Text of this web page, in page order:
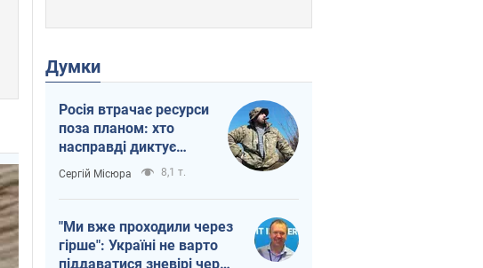
Думки
Росія втрачає ресурси
поза планом: хто
насправді диктує
темп війни
Сергій Місюра 8,1 т.
"Ми вже проходили через
гірше": Україні не варто
піддаватися зневірі через